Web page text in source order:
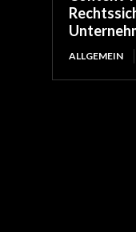
ALLGEMEIN